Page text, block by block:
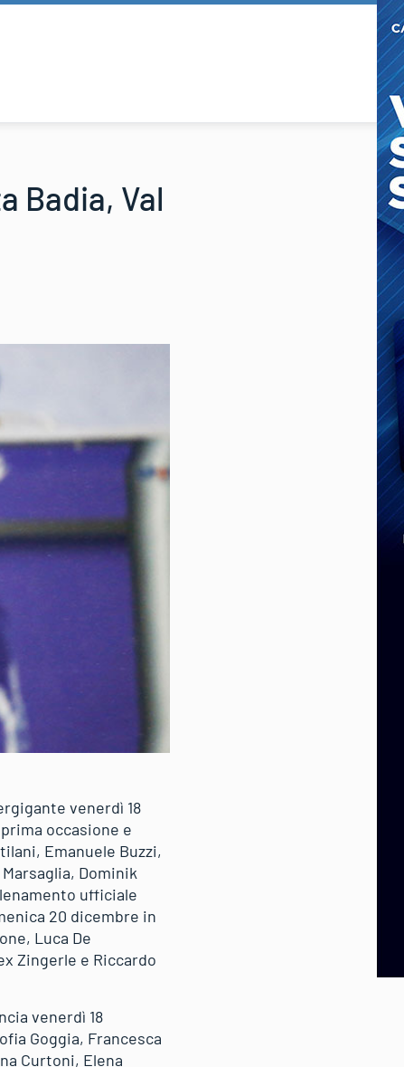
Badia, Val
venerdì 18
occasione e
Emanuele Buzzi,
Dominik
ufficiale
20 dicembre in
Luca De
Zingerle e Riccardo
venerdì 18
Goggia, Francesca
Curtoni, Elena